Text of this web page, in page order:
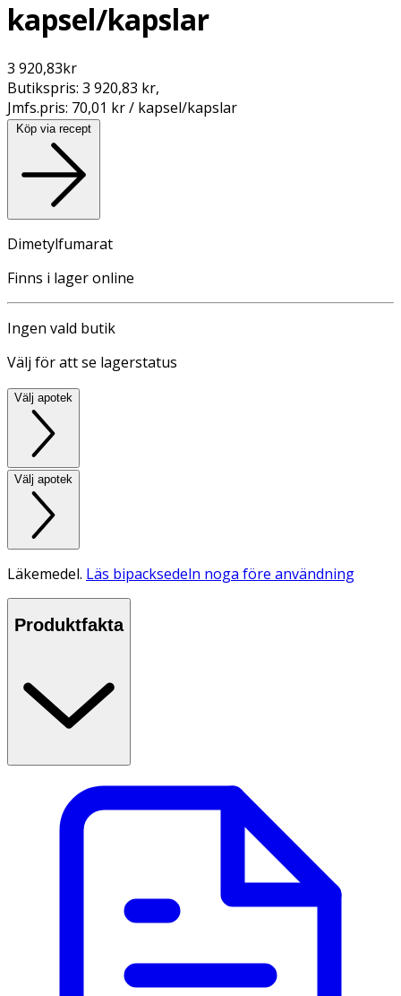
kapsel/kapslar
3 920,83kr
Butikspris: 3 920,83 kr,
Jmfs.pris: 70,01 kr / kapsel/kapslar
Köp via recept
Dimetylfumarat
Finns i lager online
Ingen vald butik
Välj för att se lagerstatus
Välj apotek
Välj apotek
Läkemedel. Läs bipacksedeln noga före användning
Produktfakta